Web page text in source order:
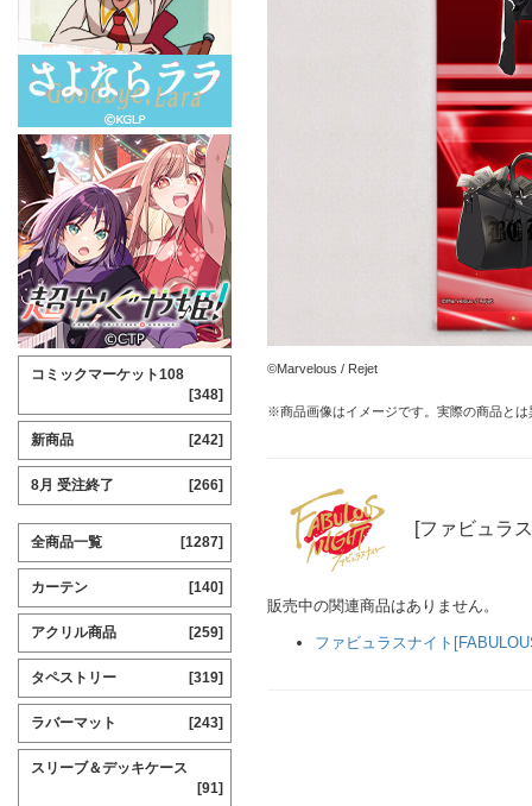
©Marvelous / Rejet
※商品画像はイメージです。実際の商品と
[ファビュラ
販売中の関連商品はありません。
ファビュラスナイト
コミックマーケット108
[348]
新商品 [242]
8月 受注終了 [266]
全商品一覧 [1287]
カーテン [140]
アクリル商品 [259]
タペストリー [319]
ラバーマット [243]
スリーブ＆デッキケース
[91]